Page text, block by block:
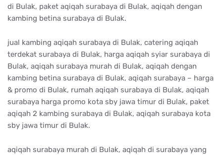
di Bulak, paket aqiqah surabaya di Bulak, aqiqah dengan
kambing betina surabaya di Bulak.
jual kambing aqiqah surabaya di Bulak, catering aqiqah
terdekat surabaya di Bulak, harga aqiqah syiar surabaya di
Bulak, aqiqah surabaya murah di Bulak, aqiqah dengan
kambing betina surabaya di Bulak, aqiqah surabaya – harga
& promo di Bulak, rumah aqiqah surabaya di Bulak, aqiqah
surabaya harga promo kota sby jawa timur di Bulak, paket
aqiqah 2 kambing surabaya di Bulak, aqiqah surabaya kota
sby jawa timur di Bulak.
aqiqah surabaya murah di Bulak, aqiqah di surabaya yang